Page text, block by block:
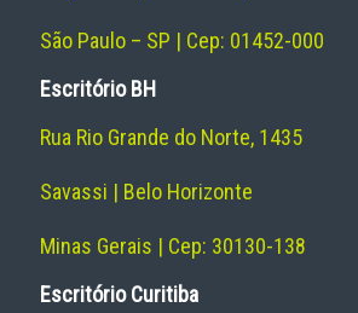
São Paulo – SP | Cep: 01452-000
Escritório BH
Rua Rio Grande do Norte, 1435
Savassi | Belo Horizonte
Minas Gerais | Cep: 30130-138
Escritório Curitiba